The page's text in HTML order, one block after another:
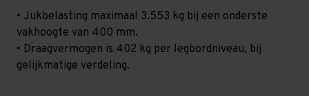
• Jukbelasting maximaal 3.553 kg bij een onderste
vakhoogte van 400 mm.
• Draagvermogen is 402 kg per legbordniveau, bij
gelijkmatige verdeling.